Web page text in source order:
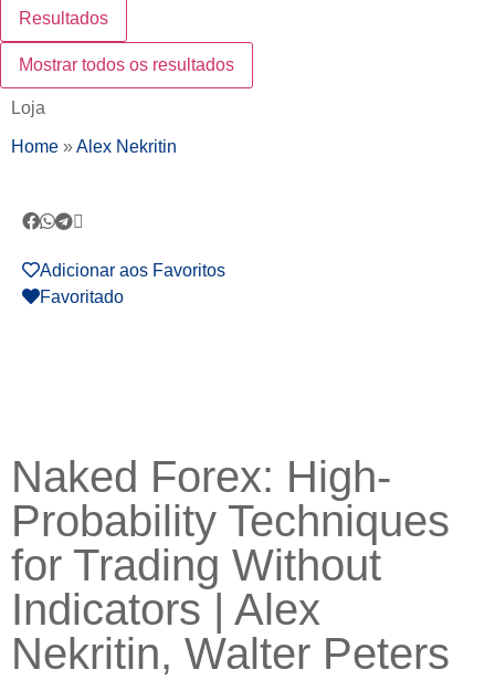
Resultados
Mostrar todos os resultados
Loja
Home »Alex Nekritin
Adicionar aos Favoritos
Favoritado
Naked Forex: High-
Probability Techniques
for Trading Without
Indicators | Alex
Nekritin, Walter Peters